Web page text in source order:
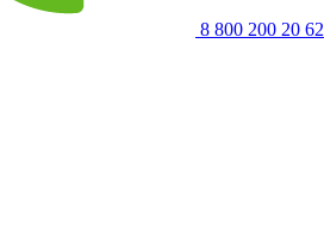
8 800 200 20 62